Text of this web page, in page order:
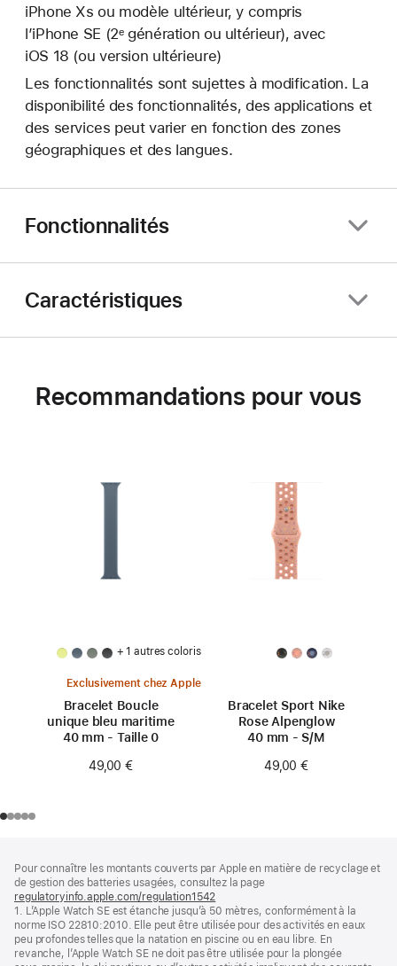
iPhone Xs ou modèle ultérieur, y compris
l’iPhone SE (2ᵉ génération ou ultérieur), avec
iOS 18 (ou version ultérieure)
Les fonctionnalités sont sujettes à modification. La
disponibilité des fonctionnalités, des applications et
des services peut varier en fonction des zones
géographiques et des langues.
Fonctionnalités
Caractéristiques
Recommandations pour vous
+ 1 autres coloris
Exclusivement chez Apple
Bracelet Boucle
unique bleu maritime
40 mm - Taille 0
49,00 €
Bracelet Sport Nike
Rose Alpenglow
40 mm - S/M
49,00 €
de
page
de
bas
de
page
Pour connaître les montants couverts par Apple en matière de recyclage et
de gestion des batteries usagées, consultez la page
regulatoryinfo.apple.com/regulation1542
dans
une
nouvelle
fenêtre)
1. L’Apple Watch SE est étanche jusqu’à 50 mètres, conformément à la
norme ISO 22810:2010. Elle peut être utilisée pour des activités en eaux
peu profondes telles que la natation en piscine ou en eau libre. En
revanche, l’Apple Watch SE ne doit pas être utilisée pour la plongée